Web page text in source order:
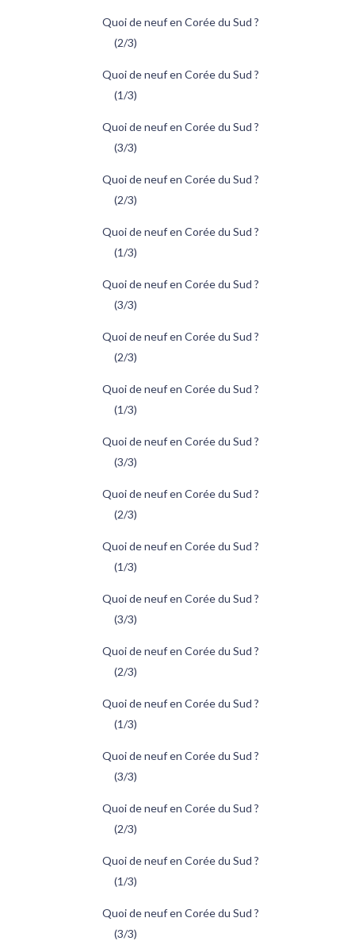
Quoi de neuf en Corée du Sud ?
(2/3)
Quoi de neuf en Corée du Sud ?
(1/3)
Quoi de neuf en Corée du Sud ?
(3/3)
Quoi de neuf en Corée du Sud ?
(2/3)
Quoi de neuf en Corée du Sud ?
(1/3)
Quoi de neuf en Corée du Sud ?
(3/3)
Quoi de neuf en Corée du Sud ?
(2/3)
Quoi de neuf en Corée du Sud ?
(1/3)
Quoi de neuf en Corée du Sud ?
(3/3)
Quoi de neuf en Corée du Sud ?
(2/3)
Quoi de neuf en Corée du Sud ?
(1/3)
Quoi de neuf en Corée du Sud ?
(3/3)
Quoi de neuf en Corée du Sud ?
(2/3)
Quoi de neuf en Corée du Sud ?
(1/3)
Quoi de neuf en Corée du Sud ?
(3/3)
Quoi de neuf en Corée du Sud ?
(2/3)
Quoi de neuf en Corée du Sud ?
(1/3)
Quoi de neuf en Corée du Sud ?
(3/3)